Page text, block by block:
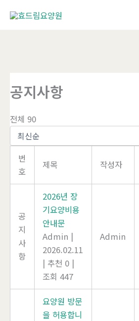
공지사항
전체 90
번
호
제목 작성자
공
지
사
항
2026년 장
기요양비용
안내문
Admin |
2026.02.11
| 추천 0 |
조회 447
Admin
요양원 방문
을 허용합니